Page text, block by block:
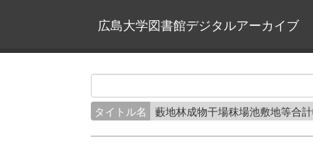
広島大学図書館デジタルアーカイブ
タイトル名 藪地林成物干場秣場池敷地等合